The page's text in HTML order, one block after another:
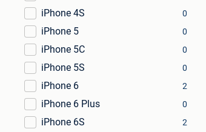
iPhone 4S 0
iPhone 5 0
iPhone 5C 0
iPhone 5S 0
iPhone 6 2
iPhone 6 Plus 0
iPhone 6S 2